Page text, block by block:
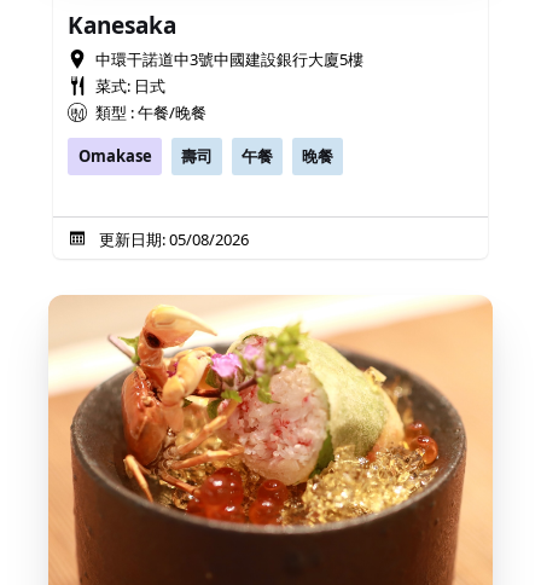
Kanesaka
中環干諾道中3號中國建設銀行大廈5樓
菜式: 日式
類型 : 午餐/晚餐
Omakase
壽司 午餐 晚餐
更新日期: 05/08/2026